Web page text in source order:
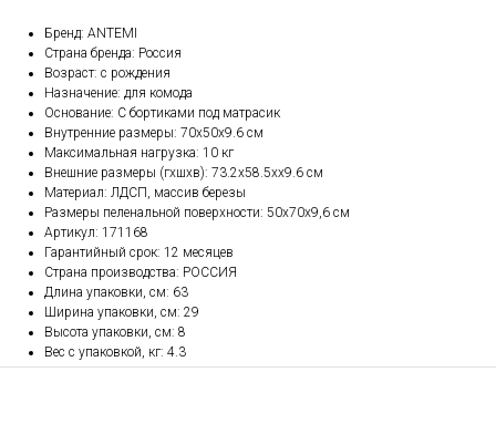
Бренд: ANTEMI
Страна бренда: Россия
Возраст: с рождения
Назначение: для комода
Основание: С бортиками под матрасик
Внутренние размеры: 70х50х9.6 см
Максимальная нагрузка: 10 кг
Внешние размеры (гхшхв): 73.2х58.5хх9.6 см
Материал: ЛДСП, массив березы
Размеры пеленальной поверхности: 50х70х9,6 см
Артикул: 171168
Гарантийный срок: 12 месяцев
Страна производства: РОССИЯ
Длина упаковки, см: 63
Ширина упаковки, см: 29
Высота упаковки, см: 8
Вес с упаковкой, кг: 4.3